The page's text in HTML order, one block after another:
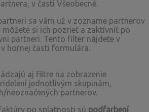
v časti Všeobecné.
sa vám už v zozname partnerov
môžete si ich pozrieť a zaktívniť po
partneri. Tento filter nájdete v
hornej časti formulára.
aj filtre na zobrazenie
jednotlivým skupinám,
neoznačených partnerov.
po splatnosti sú podfarbení